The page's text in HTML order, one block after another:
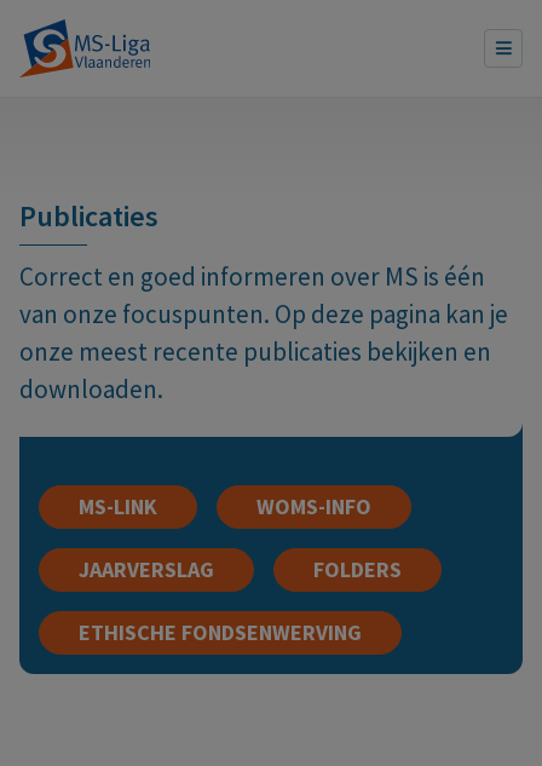
Publicaties
Correct en goed informeren over MS is één
van onze focuspunten. Op deze pagina kan je
onze meest recente publicaties bekijken en
downloaden.
MS-LINK WOMS-INFO
JAARVERSLAG FOLDERS
ETHISCHE FONDSENWERVING